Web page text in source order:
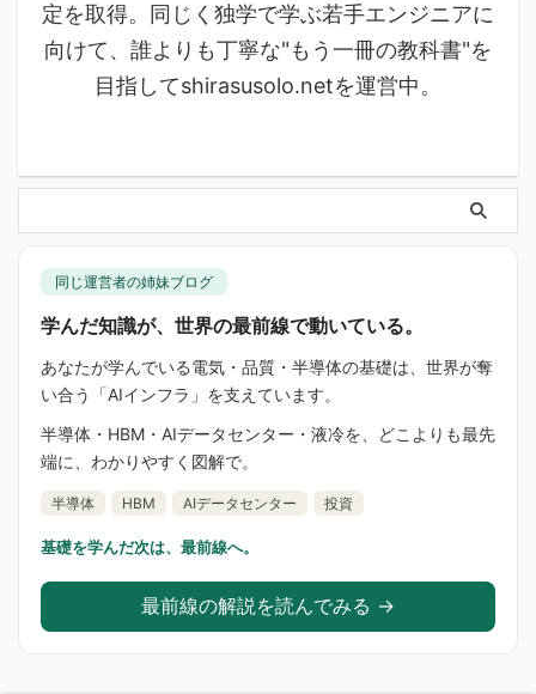
定を取得。同じく独学で学ぶ若手エンジニアに
向けて、誰よりも丁寧な"もう一冊の教科書"を
目指してshirasusolo.netを運営中。
同じ運営者の姉妹ブログ
学んだ知識が、世界の最前線で動いている。
あなたが学んでいる電気・品質・半導体の基礎は、世界が奪
い合う「AIインフラ」を支えています。
半導体・HBM・AIデータセンター・液冷を、どこよりも最先
端に、わかりやすく図解で。
半導体 HBM AIデータセンター 投資
基礎を学んだ次は、最前線へ。
最前線の解説を読んでみる →